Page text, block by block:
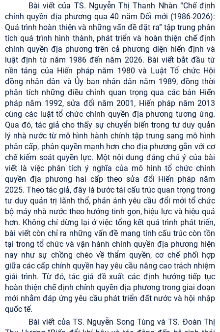
Bài viết của TS. Nguyễn Thị Thanh Nhàn “Chế định
chính quyền địa phương qua 40 năm Đổi mới (1986-2026):
Quá trình hoàn thiện và những vấn đề đặt ra” tập trung phân
tích quá trình hình thành, phát triển và hoàn thiện chế định
chính quyền địa phương trên cả phương diện hiến định và
luật định từ năm 1986 đến năm 2026. Bài viết bắt đầu từ
nền tảng của Hiến pháp năm 1980 và Luật Tổ chức Hội
đồng nhân dân và Ủy ban nhân dân năm 1989, đồng thời
phân tích những điều chỉnh quan trọng qua các bản Hiến
pháp năm 1992, sửa đổi năm 2001, Hiến pháp năm 2013
cùng các luật tổ chức chính quyền địa phương tương ứng.
Qua đó, tác giả cho thấy sự chuyển biến trong tư duy quản
lý nhà nước từ mô hình hành chính tập trung sang mô hình
phân cấp, phân quyền mạnh hơn cho địa phương gắn với cơ
chế kiểm soát quyền lực. Một nội dung đáng chú ý của bài
viết là việc phân tích ý nghĩa của mô hình tổ chức chính
quyền địa phương hai cấp theo sửa đổi Hiến pháp năm
2025. Theo tác giả, đây là bước tái cấu trúc quan trọng trong
tư duy quản trị lãnh thổ, phản ánh yêu cầu đổi mới tổ chức
bộ máy nhà nước theo hướng tinh gọn, hiệu lực và hiệu quả
hơn. Không chỉ dừng lại ở việc tổng kết quá trình phát triển,
bài viết còn chỉ ra những vấn đề mang tính cấu trúc còn tồn
tại trong tổ chức và vận hành chính quyền địa phương hiện
nay như sự chồng chéo về thẩm quyền, cơ chế phối hợp
giữa các cấp chính quyền hay yêu cầu nâng cao trách nhiệm
giải trình. Từ đó, tác giả đề xuất các định hướng tiếp tục
hoàn thiện chế định chính quyền địa phương trong giai đoạn
mới nhằm đáp ứng yêu cầu phát triển đất nước và hội nhập
quốc tế.
Bài viết của TS. Nguyễn Song Tùng và TS. Đoàn Thị